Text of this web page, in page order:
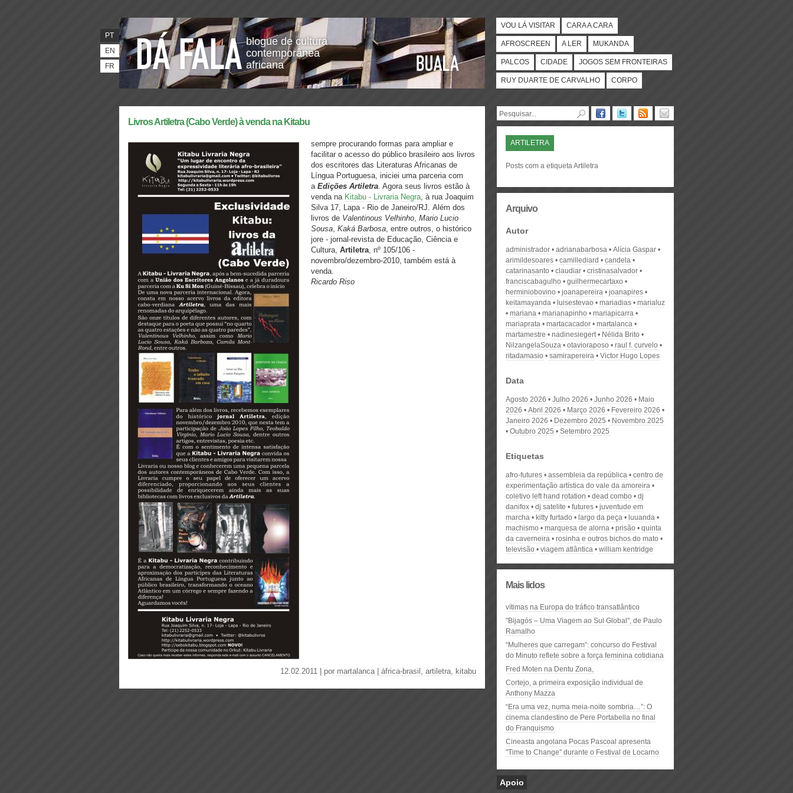
blogue de cultura
contemporânea
africana
PT
EN
FR
VOU LÁ VISITAR CARA A CARA
AFROSCREEN A LER MUKANDA
PALCOS CIDADE JOGOS SEM FRONTEIRAS
RUY DUARTE DE CARVALHO CORPO
Livros Artiletra (Cabo Verde) à venda na Kitabu
sempre procurando formas para ampliar e
facilitar o acesso do público brasileiro aos livros
dos escritores das Literaturas Africanas de
Língua Portuguesa, iniciei uma parceria com
a Edições Artiletra. Agora seus livros estão à
venda na Kitabu - Livraria Negra, à rua Joaquim
Silva 17, Lapa - Rio de Janeiro/RJ. Além dos
livros de Valentinous Velhinho, Mario Lucio
Sousa, Kaká Barbosa, entre outros, o histórico
jore - jornal-revista de Educação, Ciência e
Cultura, Artiletra, nº 105/106 -
novembro/dezembro-2010, também está à
venda.
Ricardo Riso
12.02.2011 | por martalanca| áfrica-brasil , artiletra, kitabu
ARTILETRA
Posts com a etiqueta Artiletra
Arquivo
Autor
administrador adrianabarbosa
Alícia Gaspar
arimildesoares
camillediard
candela
catarinasanto
claudiar
cristinasalvador
franciscabagulho
guilhermecartaxo
herminiobovino
joanapereira
joanapires
keitamayanda
luisestevao mariadias
marialuz
mariana
marianapinho
mariapicarra
mariaprata
martacacador
martalanca
martamestre
nadinesiegert
Nélida Brito
NilzangelaSouza
otavioraposo
raul f. curvelo
ritadamasio
samirapereira Victor Hugo Lopes
Data
Agosto 2026 Julho 2026 Junho 2026
Maio
2026
Abril 2026 Março 2026
Fevereiro 2026
Janeiro 2026
Dezembro 2025
Novembro 2025
Outubro 2025
Setembro 2025
Etiquetas
afro-futures assembleia da república
centro de
experimentação artística do vale da amoreira
coletivo left hand rotation
dead combo
dj
danifox
dj satelite futures
juventude em
marcha
kitty furtado largo da peça
luuanda
machismo
marquesa de alorna prisão
quinta
da caverneira
rosinha e outros bichos do mato
televisão
viagem atlântica william kentridge
Mais lidos
vítimas na Europa do tráfico transatlântico
"Bijagós – Uma Viagem ao Sul Global", de Paulo
Ramalho
“Mulheres que carregam”: concurso do Festival
do Minuto reflete sobre a força feminina cotidiana
Fred Moten na Dentu Zona,
Cortejo, a primeira exposição individual de
Anthony Mazza
“Era uma vez, numa meia-noite sombria…”: O
cinema clandestino de Pere Portabella no final
do Franquismo
Cineasta angolana Pocas Pascoal apresenta
"Time to Change" durante o Festival de Locarno
Apoio